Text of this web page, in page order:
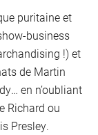
puritaine et
business
!) et
de Martin
en n’oubliant
Richard ou
Presley.